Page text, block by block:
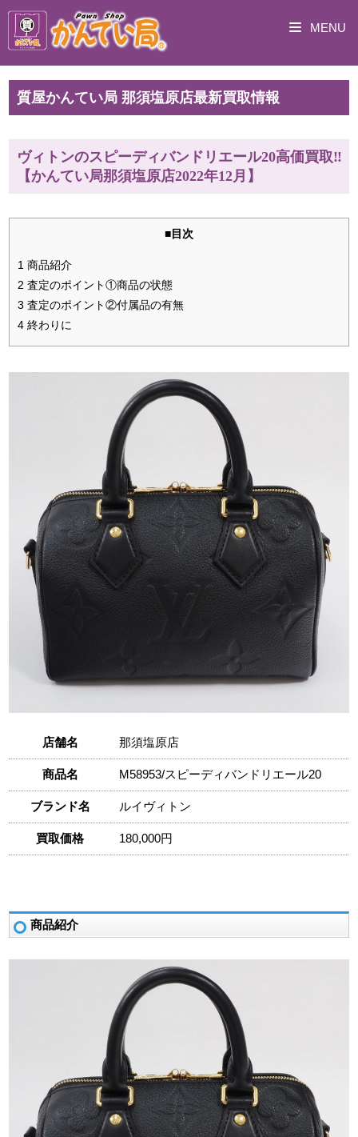
MENU
質屋かんてい局 那須塩原店最新買取情報
ヴィトンのスピーディバンドリエール20高価買取‼
【かんてい局那須塩原店2022年12月】
■目次
1 商品紹介
2 査定のポイント①商品の状態
3 査定のポイント②付属品の有無
4 終わりに
店舗名 那須塩原店
商品名 M58953/スピーディバンドリエール20
ブランド名 ルイヴィトン
買取価格 180,000円
商品紹介